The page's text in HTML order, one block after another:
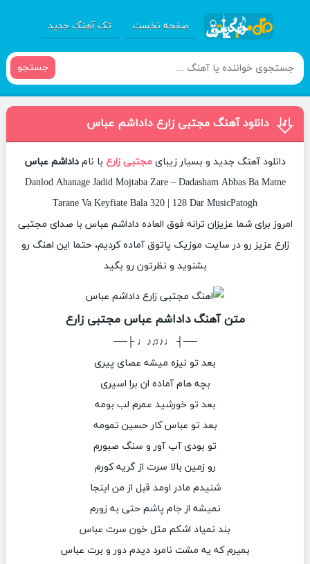
صفحه نخست تک آهنگ جدید
جستجو
دانلود آهنگ مجتبی زارع داداشم عباس
دانلود آهنگ جدید و بسیار زیبایمجتبی زارع با نامداداشم عباس
Danlod Ahanage Jadid Mojtaba Zare – Dadasham Abbas Ba Matne
Tarane Va Keyfiate Bala 320 | 128 Dar MusicPatogh
امروز برای شما عزیزان ترانه فوق العاده داداشم عباس با صدای مجتبی
زارع عزیز رو در سایت موزیک پاتوق آماده کردیم، حتما این اهنگ رو
بشنوید و نظرتون رو بگید
متن آهنگ داداشم عباس مجتبی زارع
──┤ ♩♪♫♪♩ ├──
بعد تو نیزه‌ میشه عصای پیری
بچه هام آماده ان برا اسیری
بعد تو خورشید عمرم لب بومه
بعد تو عباس‌ کار حسین تمومه
تو بودی آب آور و سنگ‌ صبورم
رو زمین بالا سرت از گریه کورم
شنیدم‌ مادر اومد قبل از من اینجا
نمیشه از جام پاشم حتی به زورم
بند نمیاد اشکم مثل خون سرت عباس
بمیرم که یه مشت نامرد دیدم دور و برت عباس